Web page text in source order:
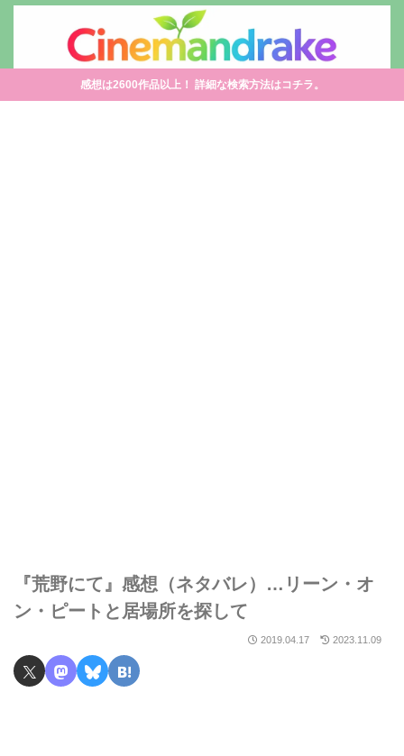
感想は2600作品以上！ 詳細な検索方法はコチラ。
『荒野にて』感想（ネタバレ）…リーン・オ
ン・ピートと居場所を探して
2019.04.17 2023.11.09